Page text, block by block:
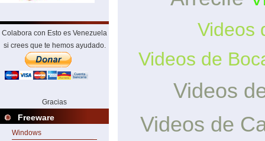
Colabora con Esto es Venezuela
si crees que te hemos ayudado.
Gracias
Freeware
Windows
Videos
Videos de
Videos
Videos de